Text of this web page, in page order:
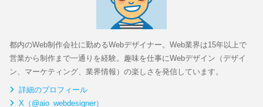
都内のWeb制作会社に勤めるWebデザイナー。Web業界は15年以上で
営業から制作まで一通りを経験。趣味を仕事にWebデザイン（デザイ
ン、マーケティング、業界情報）の楽しさを発信しています。
詳細のプロフィール
X（@aio_webdesigner）